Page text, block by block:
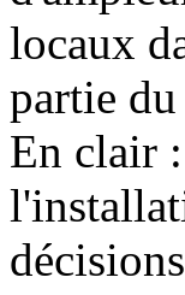
locaux
partie
En clair